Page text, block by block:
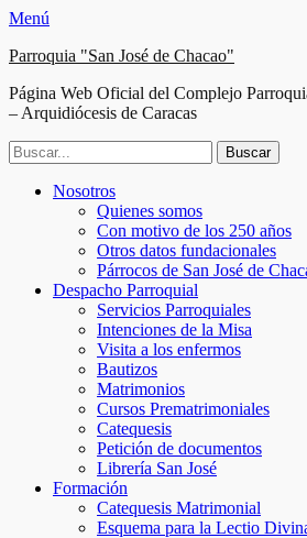
Menú
Parroquia "San José de Chacao"
Página Web Oficial del Complejo
– Arquidiócesis de Caracas
Buscar:
electrónico
Menú
principal
Saltar
Nosotros
Quienes somos
Con motivo de los 250 años
Otros datos fundacionales
Párrocos de San José de
Despacho Parroquial
Servicios Parroquiales
Intenciones de la Misa
Visita a los enfermos
Bautizos
Matrimonios
Cursos Prematrimoniales
Catequesis
Petición de documentos
Librería San José
Formación
Catequesis Matrimonial
Esquema para la Lectio